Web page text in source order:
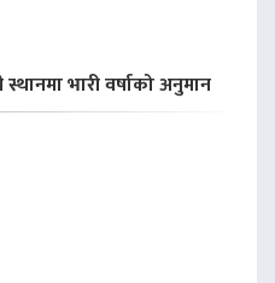
भारी वर्षाको अनुमान